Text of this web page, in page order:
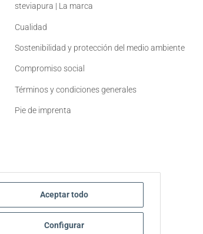
Aceptar todo
Configurar
steviapura | La marca
Cualidad
Sostenibilidad y protección del medio ambiente
Compromiso social
Términos y condiciones generales
Pie de imprenta